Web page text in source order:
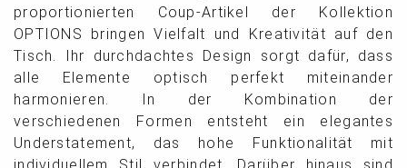
proportionierten Coup-Artikel der Kollektion
OPTIONS bringen Vielfalt und Kreativität auf den
Tisch. Ihr durchdachtes Design sorgt dafür, dass
alle Elemente optisch perfekt miteinander
harmonieren. In der Kombination der
verschiedenen Formen entsteht ein elegantes
Understatement, das hohe Funktionalität mit